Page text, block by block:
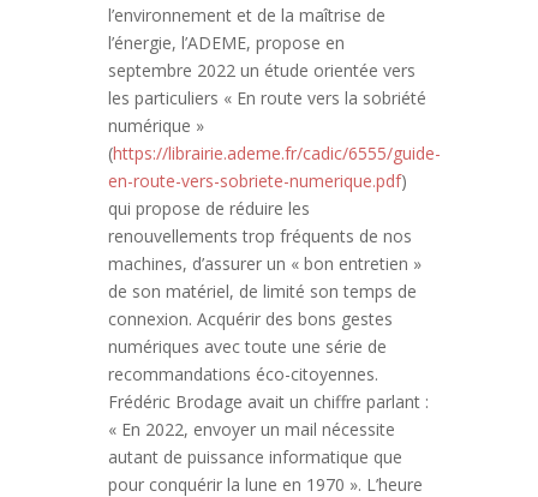
l’environnement et de la maîtrise de
l’énergie, l’ADEME, propose en
septembre 2022 un étude orientée vers
les particuliers « En route vers la sobriété
numérique »
(https://librairie.ademe.fr/cadic/6555/guide-
en-route-vers-sobriete-numerique.pdf)
qui propose de réduire les
renouvellements trop fréquents de nos
machines, d’assurer un « bon entretien »
de son matériel, de limité son temps de
connexion. Acquérir des bons gestes
numériques avec toute une série de
recommandations éco-citoyennes.
Frédéric Brodage avait un chiffre parlant :
« En 2022, envoyer un mail nécessite
autant de puissance informatique que
pour conquérir la lune en 1970 ». L’heure